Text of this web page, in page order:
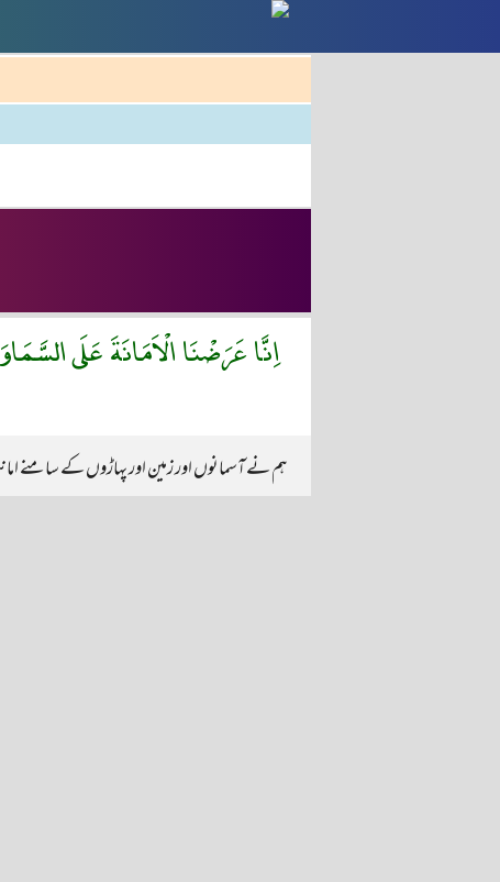
اِنَّا عَرَضْنَا الْاَمَانَةَ عَلَى
ہم نے آسمانوں اور زمین اور پہاڑوں کے سامنے